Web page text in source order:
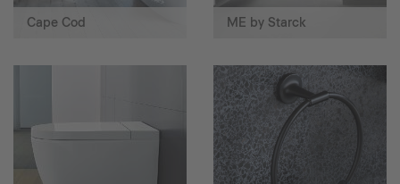
Cape Cod ME by Starck